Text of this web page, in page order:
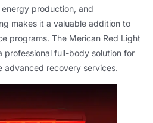
production, and
makes it a valuable addition to
programs. The Merican Red Light
professional full-body solution for
advanced recovery services.